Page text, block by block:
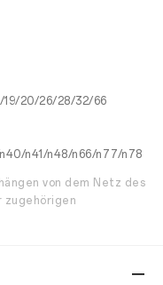
19/20/26/28/32/66
n41/n48/n66/n77/n78
von dem Netz des
zugehörigen